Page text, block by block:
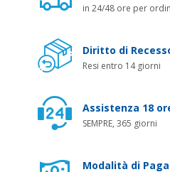
in 24/48 ore per
Diritto di
Resi entro 14 giorni
Assistenza 18
SEMPRE, 365 giorni
Modalità di